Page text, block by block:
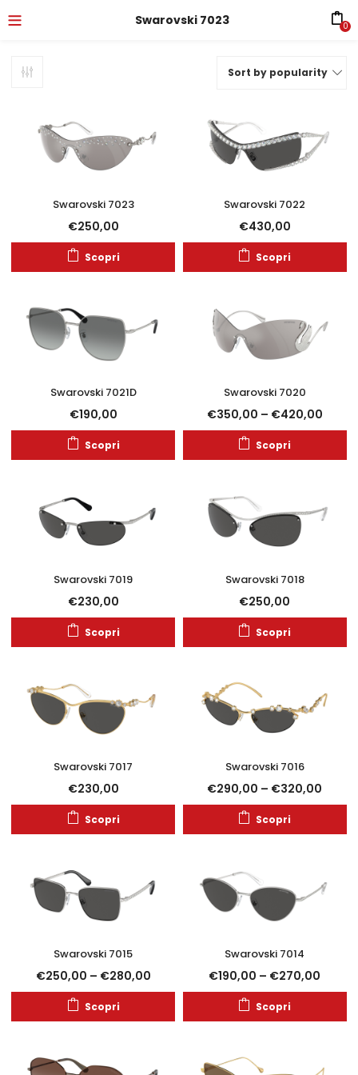
Swarovski 7023 0
Sort by popularity
Swarovski 7023
€250,00
Scopri
Swarovski 7022
€430,00
Scopri
Swarovski 7021D
€190,00
Scopri
Swarovski 7020
€350,00 – €420,00
Scopri
Swarovski 7019
€230,00
Scopri
Swarovski 7018
€250,00
Scopri
Swarovski 7017
€230,00
Scopri
Swarovski 7016
€290,00 – €320,00
Scopri
Swarovski 7015
€250,00 – €280,00
Scopri
Swarovski 7014
€190,00 – €270,00
Scopri